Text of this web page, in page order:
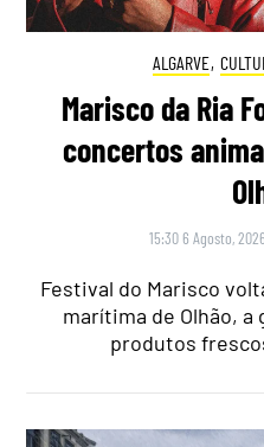
ALGARVE,
Marisco da Ria
concertos
15:30 6 Agosto, 2026
Festival do Marisco
marítima de Olhão,
produtos